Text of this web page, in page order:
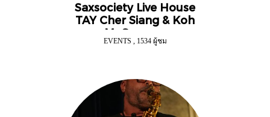
Saxsociety Live House
TAY Cher Siang & Koh
Mr.Saxman
EVENTS , 1534 ผู้ชม